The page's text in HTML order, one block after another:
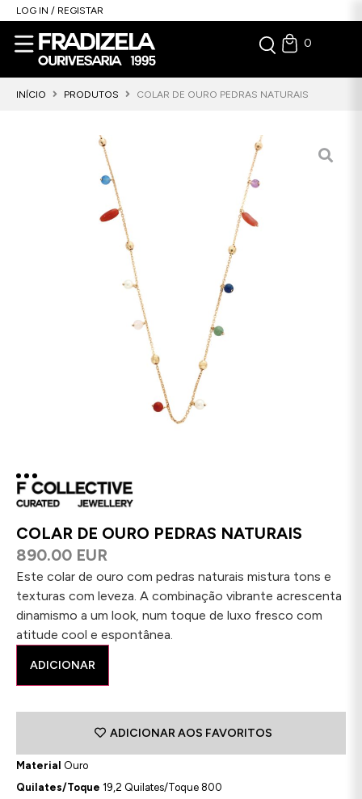
LOG IN / REGISTAR
0
INÍCIO PRODUTOS COLAR DE OURO PEDRAS NATURAIS
COLAR DE OURO PEDRAS NATURAIS
890.00 EUR
Este colar de ouro com pedras naturais mistura tons e
texturas com leveza. A combinação vibrante acrescenta
dinamismo a um look, num toque de luxo fresco com
atitude cool e espontânea.
ADICIONAR
ADICIONAR AOS FAVORITOS
Material Ouro
Quilates/Toque 19,2 Quilates/Toque 800